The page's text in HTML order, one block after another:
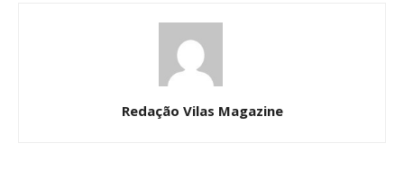
Redação Vilas Magazine